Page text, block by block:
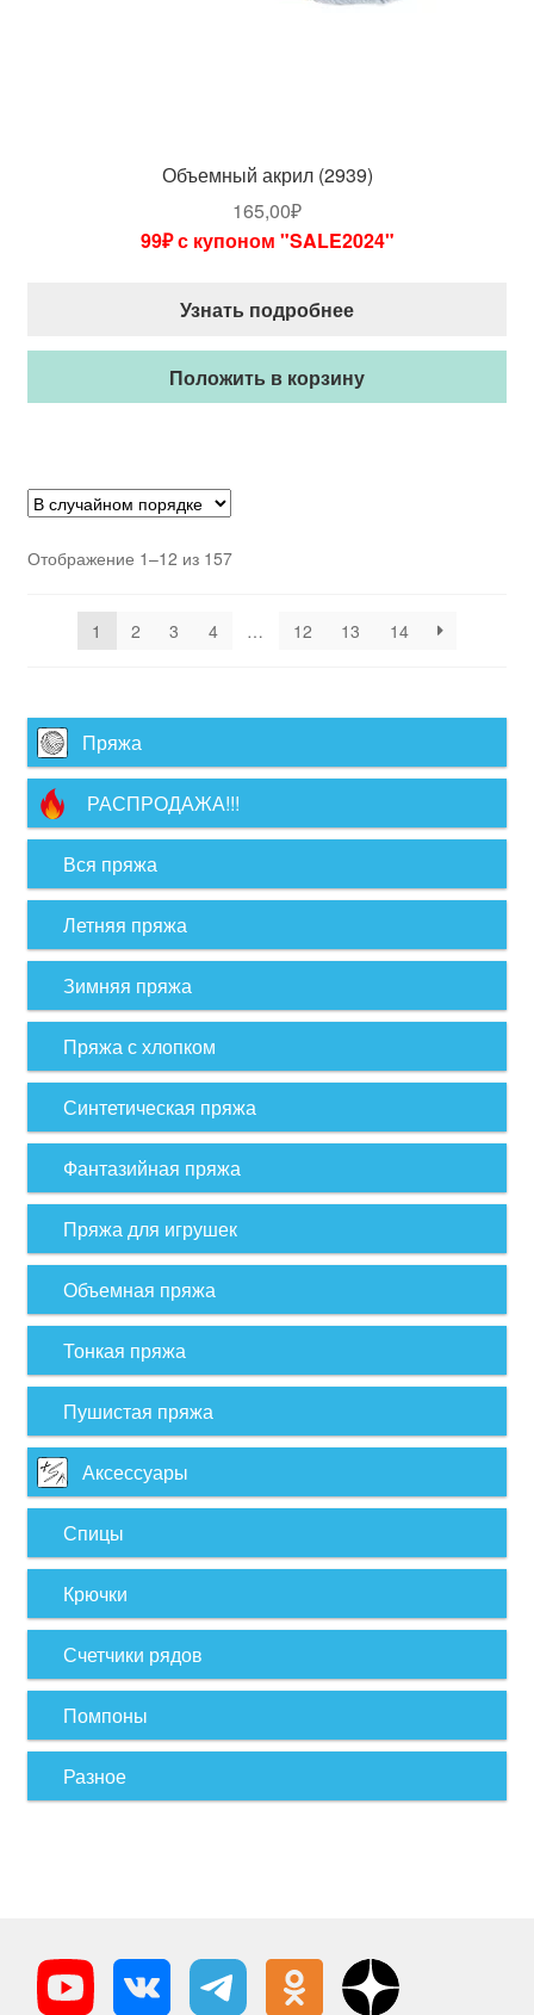
Объемный акрил (2939)
165,00₽
99₽ с купоном "SALE2024"
Узнать подробнее
Положить в корзину
Отображение 1–12 из 157
1 2 3 4 … 12 13 14
Пряжа
РАСПРОДАЖА!!!
Вся пряжа
Летняя пряжа
Зимняя пряжа
Пряжа с хлопком
Синтетическая пряжа
Фантазийная пряжа
Пряжа для игрушек
Объемная пряжа
Тонкая пряжа
Пушистая пряжа
Аксессуары
Спицы
Крючки
Счетчики рядов
Помпоны
Разное